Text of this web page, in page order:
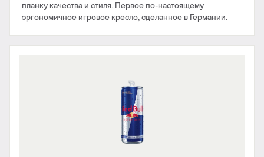
планку качества и стиля. Первое по-настоящему
эргономичное игровое кресло, сделанное в Германии.